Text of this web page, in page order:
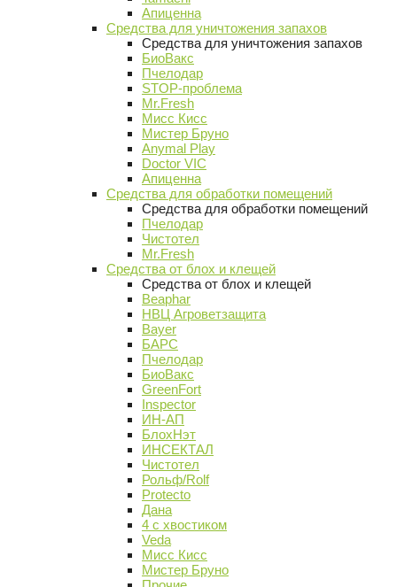
Апиценна
Средства для уничтожения запахов
Средства для уничтожения запахов
БиоВакс
Пчелодар
STOP-проблема
Mr.Fresh
Мисс Кисс
Мистер Бруно
Anymal Play
Doctor VIC
Апиценна
Средства для обработки помещений
Средства для обработки помещений
Пчелодар
Чистотел
Mr.Fresh
Средства от блох и клещей
Средства от блох и клещей
Beaphar
НВЦ Агроветзащита
Bayer
БАРС
Пчелодар
БиоВакс
GreenFort
Inspector
ИН-АП
БлохНэт
ИНСЕКТАЛ
Чистотел
Рольф/Rolf
Protecto
Дана
4 с хвостиком
Veda
Мисс Кисс
Мистер Бруно